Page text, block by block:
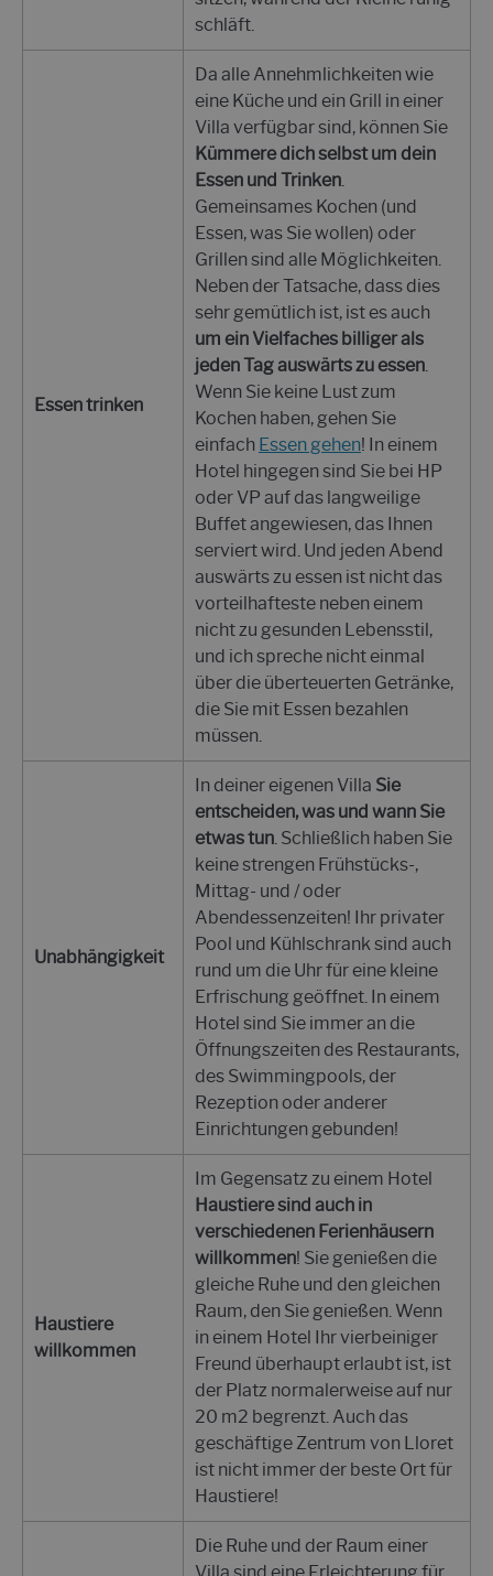
schläft.
Essen trinken
Da alle Annehmlichkeiten wie
eine Küche und ein Grill in einer
Villa verfügbar sind, können Sie
Kümmere dich selbst um dein
Essen und Trinken.
Gemeinsames Kochen (und
Essen, was Sie wollen) oder
Grillen sind alle Möglichkeiten.
Neben der Tatsache, dass dies
sehr gemütlich ist, ist es auch
um ein Vielfaches billiger als
jeden Tag auswärts zu essen.
Wenn Sie keine Lust zum
Kochen haben, gehen Sie
einfach Essen gehen! In einem
Hotel hingegen sind Sie bei HP
oder VP auf das langweilige
Buffet angewiesen, das Ihnen
serviert wird. Und jeden Abend
auswärts zu essen ist nicht das
vorteilhafteste neben einem
nicht zu gesunden Lebensstil,
und ich spreche nicht einmal
über die überteuerten Getränke,
die Sie mit Essen bezahlen
müssen.
Unabhängigkeit
In deiner eigenen Villa Sie
entscheiden, was und wann Sie
etwas tun. Schließlich haben Sie
keine strengen Frühstücks-,
Mittag- und / oder
Abendessenzeiten! Ihr privater
Pool und Kühlschrank sind auch
rund um die Uhr für eine kleine
Erfrischung geöffnet. In einem
Hotel sind Sie immer an die
Öffnungszeiten des Restaurants,
des Swimmingpools, der
Rezeption oder anderer
Einrichtungen gebunden!
Haustiere
willkommen
Im Gegensatz zu einem Hotel
Haustiere sind auch in
verschiedenen Ferienhäusern
willkommen! Sie genießen die
gleiche Ruhe und den gleichen
Raum, den Sie genießen. Wenn
in einem Hotel Ihr vierbeiniger
Freund überhaupt erlaubt ist, ist
der Platz normalerweise auf nur
20 m2 begrenzt. Auch das
geschäftige Zentrum von Lloret
ist nicht immer der beste Ort für
Haustiere!
Die Ruhe und der Raum einer